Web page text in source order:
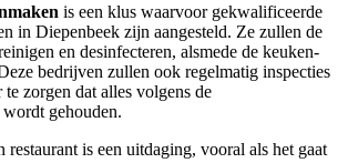
is een klus waarvoor gekwalificeerde
in Diepenbeek zijn aangesteld. Ze zullen de
en desinfecteren, alsmede de keuken-
bedrijven zullen ook regelmatig inspecties
zorgen dat alles volgens de
gehouden.
restaurant is een uitdaging, vooral als het gaat